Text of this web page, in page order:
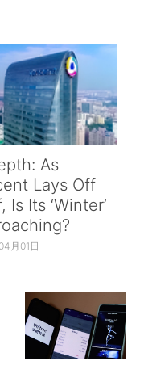
As
Lays Off
Is Its ‘Winter’
月01日